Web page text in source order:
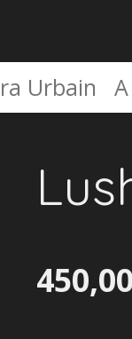
Urbain